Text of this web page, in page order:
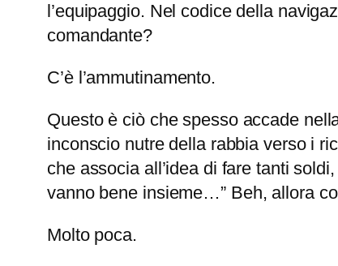
l’equipaggio. Nel codice della
comandante?
C’è l’ammutinamento.
Questo è ciò che spesso accade
inconscio nutre della rabbia verso i
che associa all’idea di fare tanti
vanno bene insieme…” Beh, allora
Molto poca.